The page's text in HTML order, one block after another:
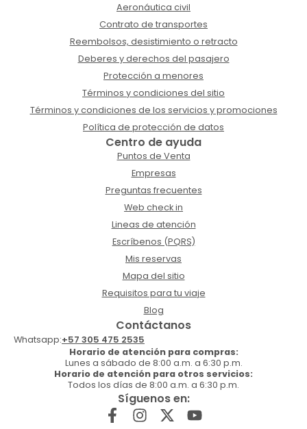
Aeronáutica civil
Contrato de transportes
Reembolsos, desistimiento o retracto
Deberes y derechos del pasajero
Protección a menores
Términos y condiciones del sitio
Términos y condiciones de los servicios y promociones
Política de protección de datos
Centro de ayuda
Puntos de Venta
Empresas
Preguntas frecuentes
Web check in
Lineas de atención
Escríbenos (PQRS)
Mis reservas
Mapa del sitio
Requisitos para tu viaje
Blog
Contáctanos
Whatsapp:+57 305 475 2535
Horario de atención para compras:
Lunes a sábado de 8:00 a.m. a 6:30 p.m.
Horario de atención para otros servicios:
Todos los días de 8:00 a.m. a 6:30 p.m.
Síguenos en: